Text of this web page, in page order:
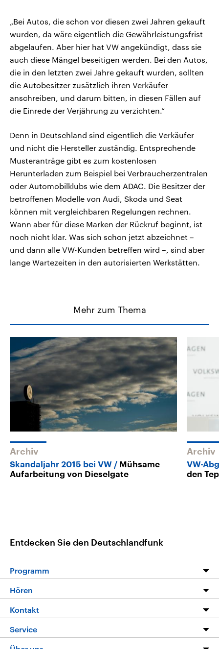
„Bei Autos, die schon vor diesen zwei Jahren gekauft
wurden, da wäre eigentlich die Gewährleistungsfrist
abgelaufen. Aber hier hat VW angekündigt, dass sie
auch diese Mängel beseitigen werden. Bei den Autos,
die in den letzten zwei Jahre gekauft wurden, sollten
die Autobesitzer zusätzlich ihren Verkäufer
anschreiben, und darum bitten, in diesen Fällen auf
die Einrede der Verjährung zu verzichten.“
Denn in Deutschland sind eigentlich die Verkäufer
und nicht die Hersteller zuständig. Entsprechende
Musteranträge gibt es zum kostenlosen
Herunterladen zum Beispiel bei Verbraucherzentralen
oder Automobilklubs wie dem ADAC. Die Besitzer der
betroffenen Modelle von Audi, Skoda und Seat
können mit vergleichbaren Regelungen rechnen.
Wann aber für diese Marken der Rückruf beginnt, ist
noch nicht klar. Was sich schon jetzt abzeichnet –
und dann alle VW-Kunden betreffen wird –, sind aber
lange Wartezeiten in den autorisierten Werkstätten.
Mehr zum Thema
Archiv
Skandaljahr 2015 bei VW
Mühsame
Aufarbeitung von Dieselgate
Archiv
VW-
den
Entdecken Sie den Deutschlandfunk
Programm
Programm
Die Nachrichten
Nachrichtenleicht
Hören
Livestream
Podcasts
Kontakt
Hörerservice
Service
FAQ